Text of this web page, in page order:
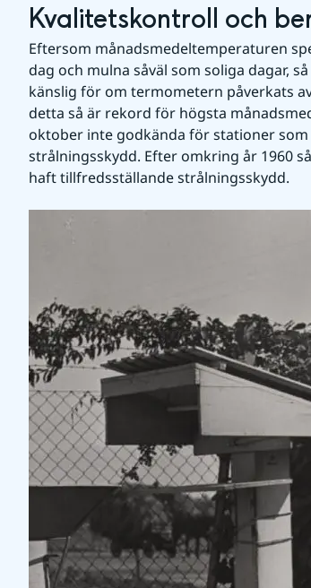
Kvalitetskontroll och
Eftersom månadsmedeltemperaturen
dag och mulna såväl som soliga dagar,
känslig för om termometern påverkats
detta så är rekord för högsta
oktober inte godkända för stationer
strålningsskydd. Efter omkring år 1960
haft tillfredsställande strålningsskydd.